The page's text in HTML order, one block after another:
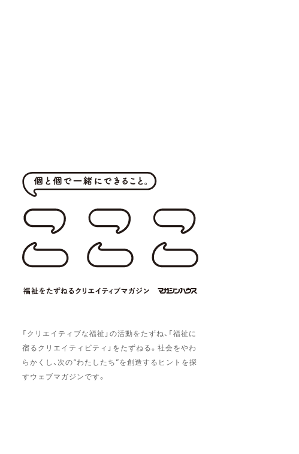
「クリエイティブな福祉」の活動をたずね、「福祉に
宿るクリエイティビティ」をたずねる。社会をやわ
らかくし、次の“わたしたち”を創造するヒントを探
すウェブマガジンです。